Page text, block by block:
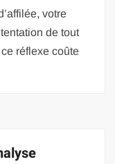
votre
de tout
réflexe coûte